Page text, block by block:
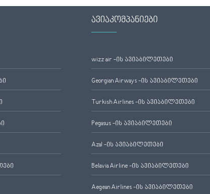
ავიაკომპანიები
wizz air -ის ავიაბილეთები
Georgian Airways -ის ავიაბილეთები
Turkish Airlines -ის ავიაბილეთები
Pegasus -ის ავიაბილეთები
Azal -ის ავიაბილეთები
Belavia Airline -ის ავიაბილეთები
Aegean Airlines -ის ავიაბილეთები